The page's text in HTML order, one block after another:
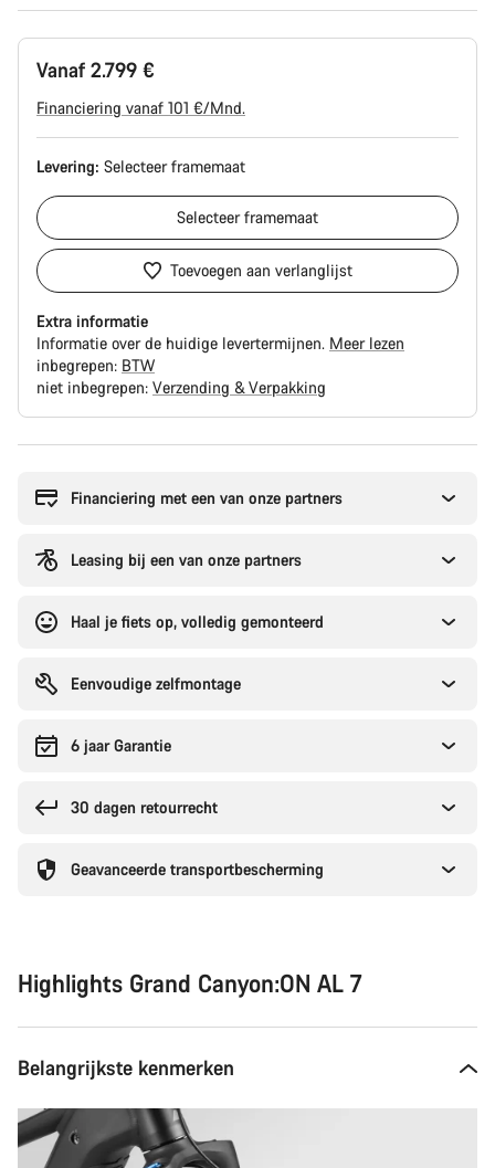
Vanaf 2.799 €
Financiering vanaf 101 €/Mnd.
Levering: Selecteerframemaat
Selecteerframemaat
Toevoegen aan verlanglijst
Extra informatie
Informatie over de huidige levertermijnen. Meer lezen
inbegrepen: BTW
niet inbegrepen: Verzending & Verpakking
Financiering met een van onze partners
Leasing bij een van onze partners
Haal je fiets op, volledig gemonteerd
Eenvoudige zelfmontage
6 jaar Garantie
30 dagen retourrecht
Geavanceerde transportbescherming
Highlights Grand Canyon:ON AL 7
Belangrijkste kenmerken